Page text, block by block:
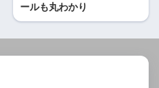
ールも丸わかり